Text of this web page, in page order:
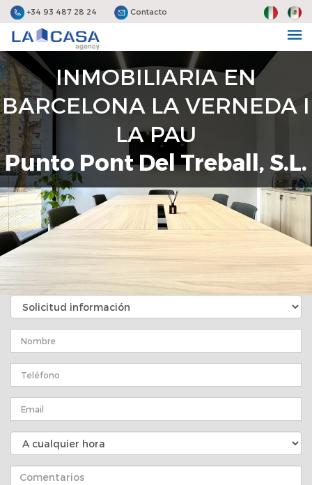
+34 93 487 28 24 Contacto
INMOBILIARIA EN
BARCELONA LA VERNEDA I
LA PAU
Punto Pont Del Treball, S.L.